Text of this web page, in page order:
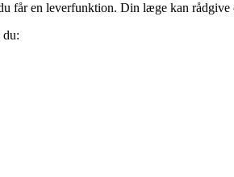
får en leverfunktion. Din læge kan
du: